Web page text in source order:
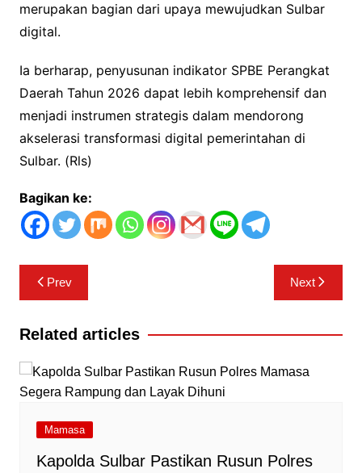
merupakan bagian dari upaya mewujudkan Sulbar
digital.
Ia berharap, penyusunan indikator SPBE Perangkat
Daerah Tahun 2026 dapat lebih komprehensif dan
menjadi instrumen strategis dalam mendorong
akselerasi transformasi digital pemerintahan di
Sulbar. (Rls)
Bagikan ke:
Navigasi
pos
Prev Next
Related articles
Mamasa
Kapolda Sulbar Pastikan Rusun Polres